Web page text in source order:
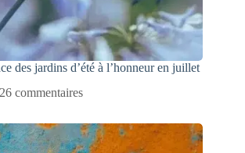
des jardins d’été à l’honneur en juillet
26 commentaires